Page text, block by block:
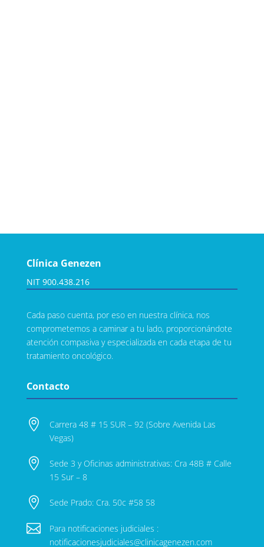
Clínica Genezen
NIT 900.438.216
Cada paso cuenta, por eso en nuestra clínica, nos
comprometemos a caminar a tu lado, proporcionándote
atención compasiva y especializada en cada etapa de tu
tratamiento oncológico.
Contacto

Carrera 48 # 15 SUR – 92 (Sobre Avenida Las
Vegas)

Sede 3 y Oficinas administrativas: Cra 48B # Calle
15 Sur – 8
 Sede Prado: Cra. 50c #58 58

Para notificaciones judiciales :
notificacionesjudiciales@clinicagenezen.com